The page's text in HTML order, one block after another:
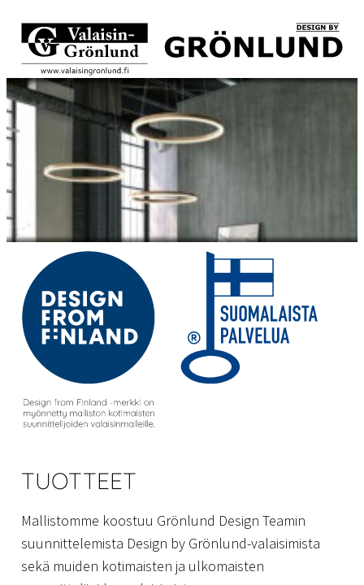
TUOTTEET
Mallistomme koostuu Grönlund Design Teamin
suunnittelemista Design by Grönlund-valaisimista
sekä muiden kotimaisten ja ulkomaisten